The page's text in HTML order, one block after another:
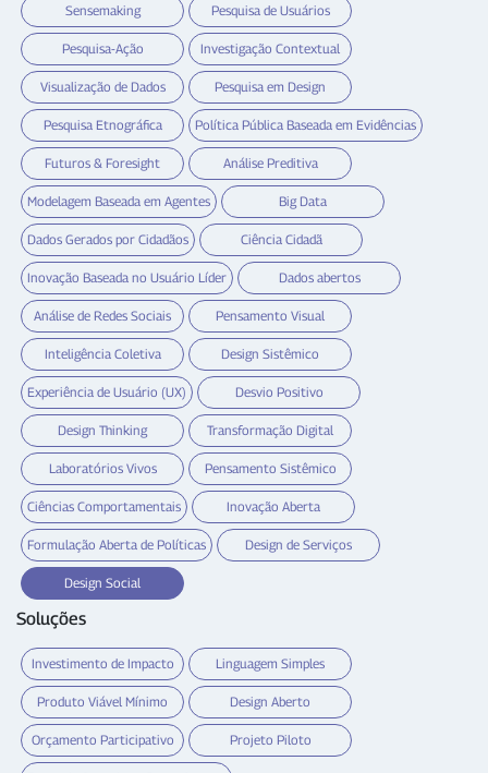
Sensemaking Pesquisa de Usuários
Pesquisa-Ação Investigação Contextual
Visualização de Dados Pesquisa em Design
Pesquisa Etnográfica Política Pública Baseada em Evidências
Futuros & Foresight Análise Preditiva
Modelagem Baseada em Agentes Big Data
Dados Gerados por Cidadãos Ciência Cidadã
Inovação Baseada no Usuário Líder Dados abertos
Análise de Redes Sociais Pensamento Visual
Inteligência Coletiva Design Sistêmico
Experiência de Usuário (UX) Desvio Positivo
Design Thinking Transformação Digital
Laboratórios Vivos Pensamento Sistêmico
Ciências Comportamentais Inovação Aberta
Formulação Aberta de Políticas Design de Serviços
Design Social
Soluções
Investimento de Impacto Linguagem Simples
Produto Viável Mínimo Design Aberto
Orçamento Participativo Projeto Piloto